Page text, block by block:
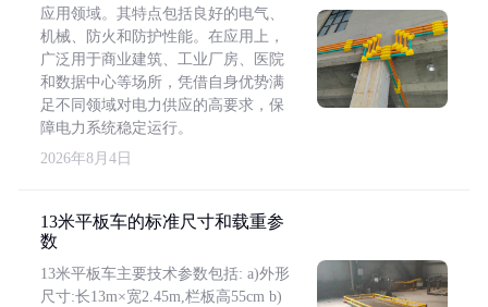
应用领域。其特点包括良好的电气、
机械、防火和防护性能。在应用上，
广泛用于商业建筑、工业厂房、医院
和数据中心等场所，凭借自身优势满
足不同领域对电力供应的高要求，保
障电力系统稳定运行。
2026年8月4日
13米平板车的标准尺寸和载重参
数
13米平板车主要技术参数包括: a)外形
尺寸:长13m×宽2.45m,栏板高55cm b)